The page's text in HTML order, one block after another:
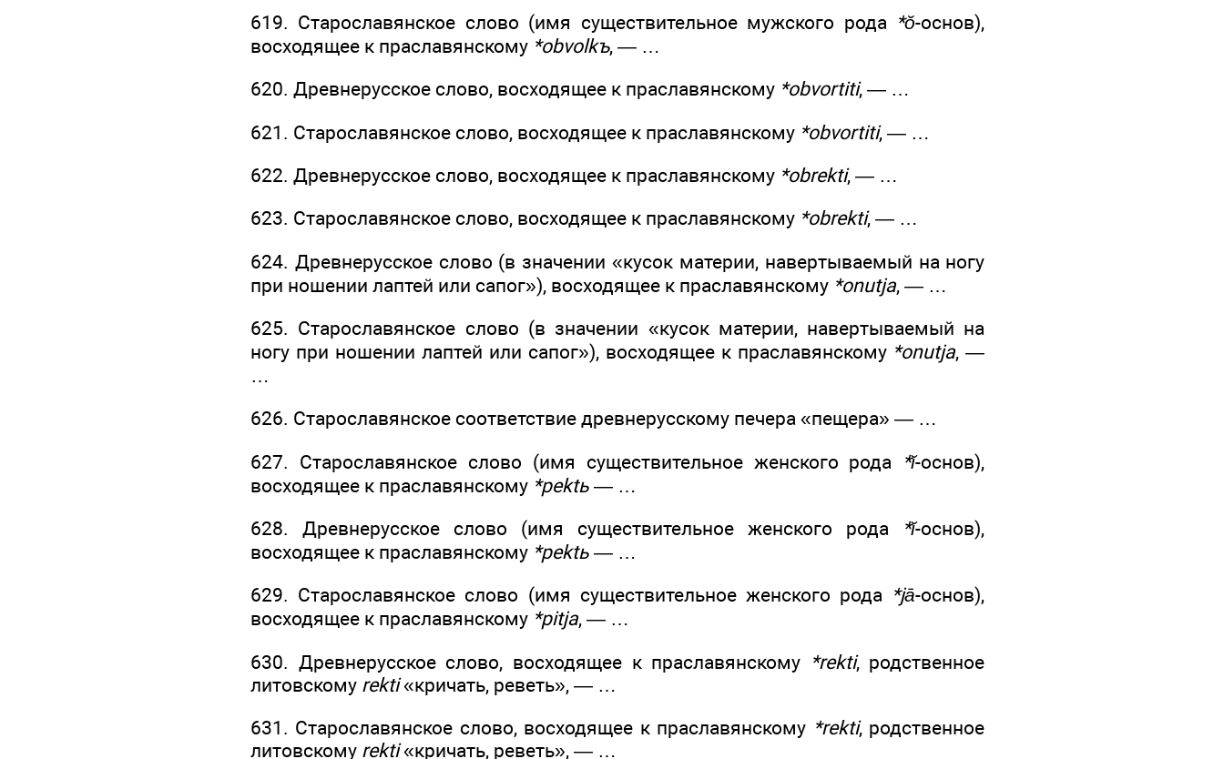
619. Старославянское слово (имя существительное мужского рода *ŏ-основ),
восходящее к праславянскому *obvolkъ, — …
620. Древнерусское слово, восходящее к праславянскому *obvortiti, — …
621. Старославянское слово, восходящее к праславянскому *obvortiti, — …
622. Древнерусское слово, восходящее к праславянскому *obrеkti, — …
623. Старославянское слово, восходящее к праславянскому *obrеkti, — …
624. Древнерусское слово (в значении «кусок материи, навертываемый на ногу
при ношении лаптей или сапог»), восходящее к праславянскому *onutja, — …
625. Старославянское слово (в значении «кусок материи, навертываемый на
ногу при ношении лаптей или сапог»), восходящее к праславянскому *onutja, —
…
626. Старославянское соответствие древнерусскому печера «пещера» — …
627. Старославянское слово (имя существительное женского рода
*ĭ-основ),
восходящее к праславянскому *pektь — …
628. Древнерусское слово (имя существительное женского рода
*ĭ-основ),
восходящее к праславянскому *pektь — …
629. Старославянское слово (имя существительное женского рода *jā-основ),
восходящее к праславянскому *pitja, — …
630. Древнерусское слово, восходящее к праславянскому *rekti, родственное
литовскому rekti«кричать, реветь», — …
631. Старославянское слово, восходящее к праславянскому *rekti, родственное
литовскому rekti«кричать, реветь», — …